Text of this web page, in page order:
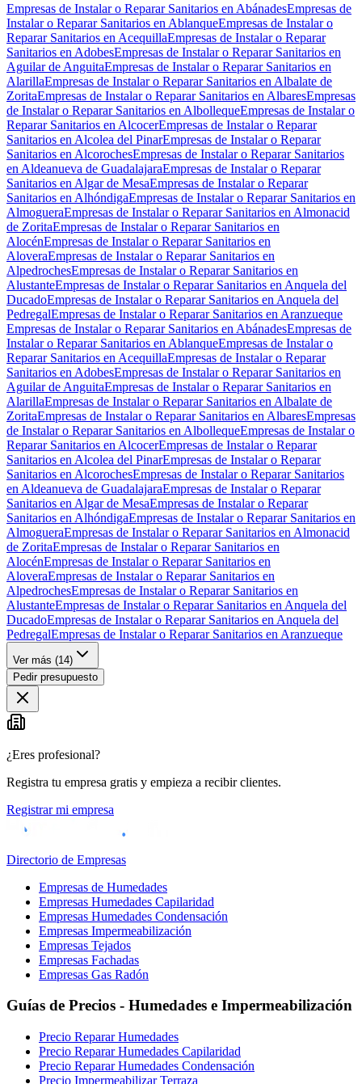
Empresas de Instalar o Reparar Sanitarios en AbánadesEmpresas de
Instalar o Reparar Sanitarios en AblanqueEmpresas de Instalar o
Reparar Sanitarios en AcequillaEmpresas de Instalar o Reparar
Sanitarios en AdobesEmpresas de Instalar o Reparar Sanitarios en
Aguilar de AnguitaEmpresas de Instalar o Reparar Sanitarios en
AlarillaEmpresas de Instalar o Reparar Sanitarios en Albalate de
ZoritaEmpresas de Instalar o Reparar Sanitarios en AlbaresEmpresas
de Instalar o Reparar Sanitarios en AlbollequeEmpresas de Instalar o
Reparar Sanitarios en AlcocerEmpresas de Instalar o Reparar
Sanitarios en Alcolea del PinarEmpresas de Instalar o Reparar
Sanitarios en AlcorochesEmpresas de Instalar o Reparar Sanitarios
en Aldeanueva de GuadalajaraEmpresas de Instalar o Reparar
Sanitarios en Algar de MesaEmpresas de Instalar o Reparar
Sanitarios en AlhóndigaEmpresas de Instalar o Reparar Sanitarios en
AlmogueraEmpresas de Instalar o Reparar Sanitarios en Almonacid
de ZoritaEmpresas de Instalar o Reparar Sanitarios en
AlocénEmpresas de Instalar o Reparar Sanitarios en
AloveraEmpresas de Instalar o Reparar Sanitarios en
AlpedrochesEmpresas de Instalar o Reparar Sanitarios en
AlustanteEmpresas de Instalar o Reparar Sanitarios en Anquela del
DucadoEmpresas de Instalar o Reparar Sanitarios en Anquela del
PedregalEmpresas de Instalar o Reparar Sanitarios en Aranzueque
Empresas de Instalar o Reparar Sanitarios en AbánadesEmpresas de
Instalar o Reparar Sanitarios en AblanqueEmpresas de Instalar o
Reparar Sanitarios en AcequillaEmpresas de Instalar o Reparar
Sanitarios en AdobesEmpresas de Instalar o Reparar Sanitarios en
Aguilar de AnguitaEmpresas de Instalar o Reparar Sanitarios en
AlarillaEmpresas de Instalar o Reparar Sanitarios en Albalate de
ZoritaEmpresas de Instalar o Reparar Sanitarios en AlbaresEmpresas
de Instalar o Reparar Sanitarios en AlbollequeEmpresas de Instalar o
Reparar Sanitarios en AlcocerEmpresas de Instalar o Reparar
Sanitarios en Alcolea del PinarEmpresas de Instalar o Reparar
Sanitarios en AlcorochesEmpresas de Instalar o Reparar Sanitarios
en Aldeanueva de GuadalajaraEmpresas de Instalar o Reparar
Sanitarios en Algar de MesaEmpresas de Instalar o Reparar
Sanitarios en AlhóndigaEmpresas de Instalar o Reparar Sanitarios en
AlmogueraEmpresas de Instalar o Reparar Sanitarios en Almonacid
de ZoritaEmpresas de Instalar o Reparar Sanitarios en
AlocénEmpresas de Instalar o Reparar Sanitarios en
AloveraEmpresas de Instalar o Reparar Sanitarios en
AlpedrochesEmpresas de Instalar o Reparar Sanitarios en
AlustanteEmpresas de Instalar o Reparar Sanitarios en Anquela del
DucadoEmpresas de Instalar o Reparar Sanitarios en Anquela del
PedregalEmpresas de Instalar o Reparar Sanitarios en Aranzueque
Ver más (14)
Pedir presupuesto
¿Eres profesional?
Registra tu empresa gratis y empieza a recibir clientes.
Registrar mi empresa
Directorio de Empresas
Empresas de Humedades
Empresas Humedades Capilaridad
Empresas Humedades Condensación
Empresas Impermeabilización
Empresas Tejados
Empresas Fachadas
Empresas Gas Radón
Guías de Precios - Humedades e Impermeabilización
Precio Reparar Humedades
Precio Reparar Humedades Capilaridad
Precio Reparar Humedades Condensación
Precio Impermeabilizar Terraza